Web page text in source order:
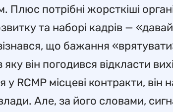
Плюс потрібні жорсткіші
та наборі кадрів —
що бажання
він погодився відкласти
у RCMP місцеві контракти, він
влади. Але, за його словами,